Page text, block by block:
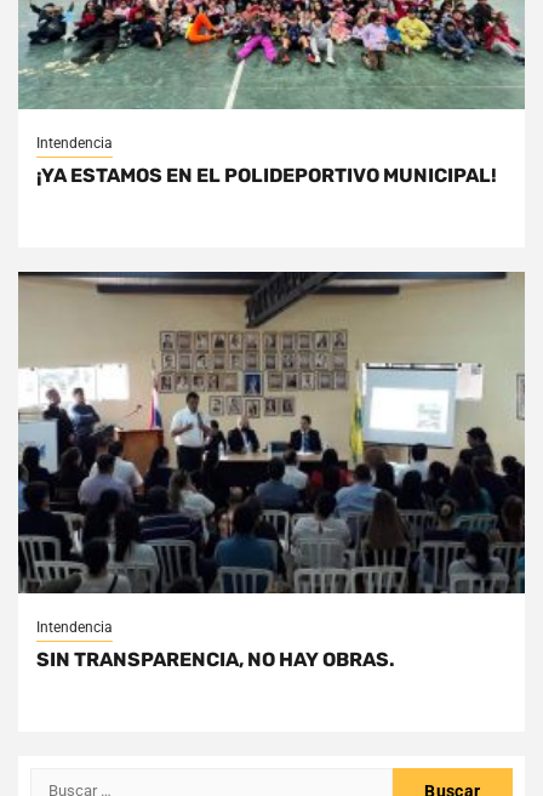
Intendencia
¡YA ESTAMOS EN EL POLIDEPORTIVO MUNICIPAL!
Intendencia
SIN TRANSPARENCIA, NO HAY OBRAS.
Buscar: